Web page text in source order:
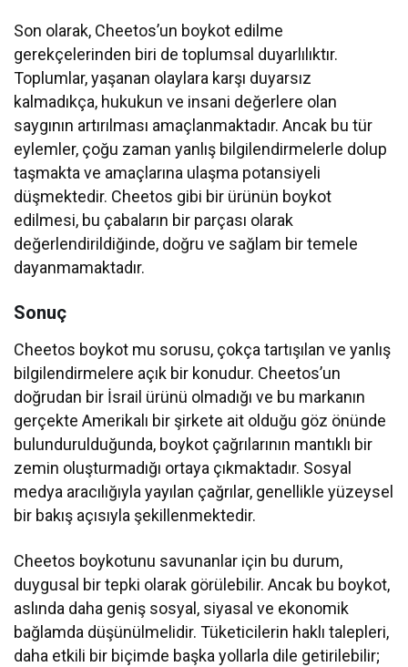
Son olarak, Cheetos’un boykot edilme
gerekçelerinden biri de toplumsal duyarlılıktır.
Toplumlar, yaşanan olaylara karşı duyarsız
kalmadıkça, hukukun ve insani değerlere olan
saygının artırılması amaçlanmaktadır. Ancak bu tür
eylemler, çoğu zaman yanlış bilgilendirmelerle dolup
taşmakta ve amaçlarına ulaşma potansiyeli
düşmektedir. Cheetos gibi bir ürünün boykot
edilmesi, bu çabaların bir parçası olarak
değerlendirildiğinde, doğru ve sağlam bir temele
dayanmamaktadır.
Sonuç
Cheetos boykot mu sorusu, çokça tartışılan ve yanlış
bilgilendirmelere açık bir konudur. Cheetos’un
doğrudan bir İsrail ürünü olmadığı ve bu markanın
gerçekte Amerikalı bir şirkete ait olduğu göz önünde
bulundurulduğunda, boykot çağrılarının mantıklı bir
zemin oluşturmadığı ortaya çıkmaktadır. Sosyal
medya aracılığıyla yayılan çağrılar, genellikle yüzeysel
bir bakış açısıyla şekillenmektedir.
Cheetos boykotunu savunanlar için bu durum,
duygusal bir tepki olarak görülebilir. Ancak bu boykot,
aslında daha geniş sosyal, siyasal ve ekonomik
bağlamda düşünülmelidir. Tüketicilerin haklı talepleri,
daha etkili bir biçimde başka yollarla dile getirilebilir;